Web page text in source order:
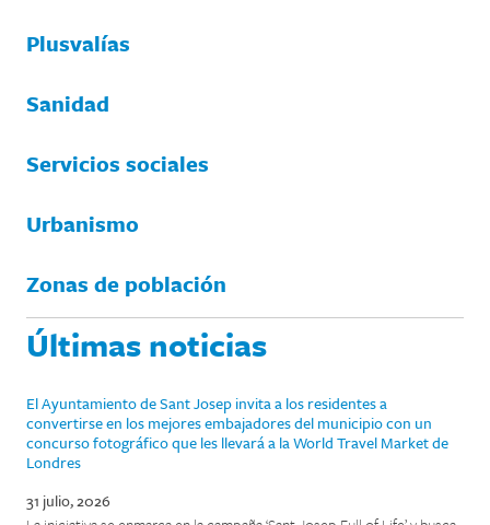
Plusvalías
Sanidad
Servicios sociales
Urbanismo
Zonas de población
Últimas noticias
El Ayuntamiento de Sant Josep invita a los residentes a
convertirse en los mejores embajadores del municipio con un
concurso fotográfico que les llevará a la World Travel Market de
Londres
31 julio, 2026